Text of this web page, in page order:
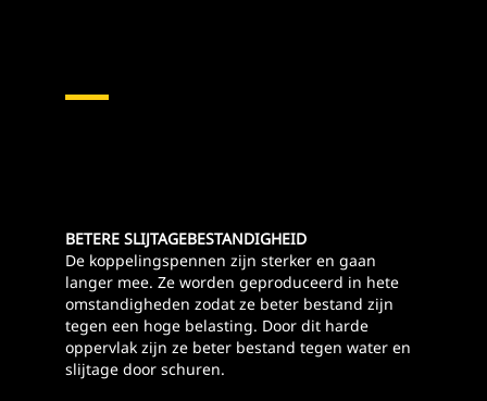
BETERE SLIJTAGEBESTANDIGHEID
De koppelingspennen zijn sterker en gaan
langer mee. Ze worden geproduceerd in hete
omstandigheden zodat ze beter bestand zijn
tegen een hoge belasting. Door dit harde
oppervlak zijn ze beter bestand tegen water en
slijtage door schuren.